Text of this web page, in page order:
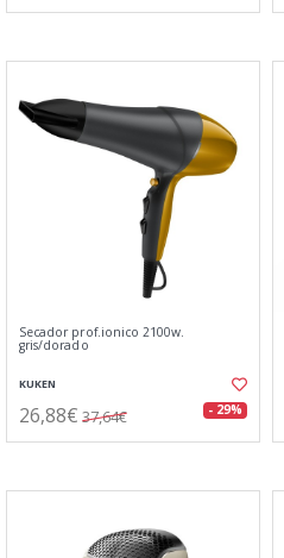
Secador prof.ionico 2100w.
gris/dorado
KUKEN
26,88€ 37,64€ - 29%